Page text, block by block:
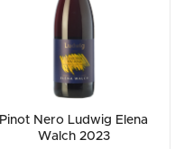
Pinot Nero Ludwig Elena
Walch 2023